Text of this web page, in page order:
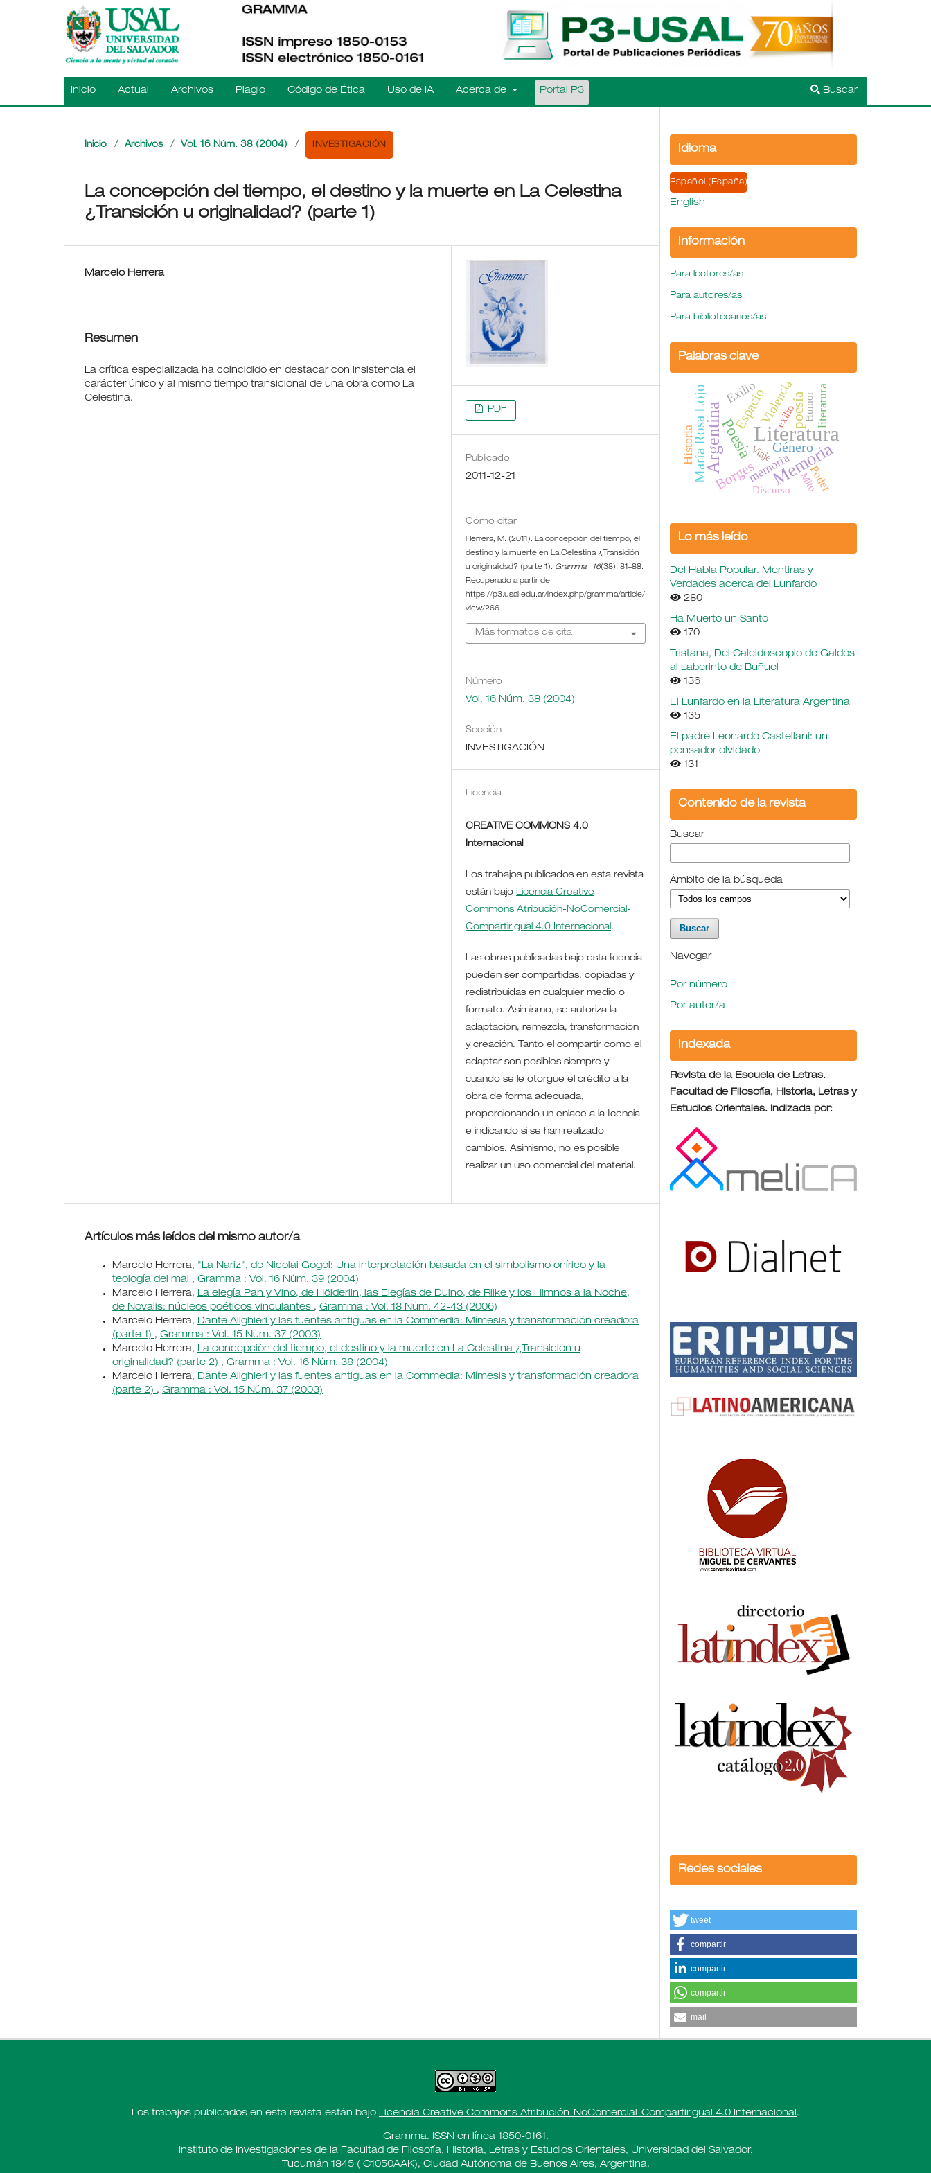
Inicio Actual Archivos Plagio Código de Ética Uso de IA Acerca de Portal P3 Buscar
Inicio / Archivos / Vol. 16 Núm. 38 (2004) / INVESTIGACIÓN
La concepción del tiempo, el destino y la muerte en La Celestina
¿Transición u originalidad? (parte 1)
Marcelo Herrera
Resumen
La crítica especializada ha coincidido en destacar con insistencia el
carácter único y al mismo tiempo transicional de una obra como La
Celestina.
PDF
Publicado
2011-12-21
Cómo citar
Herrera, M. (2011). La concepción del tiempo, el
destino y la muerte en La Celestina ¿Transición
u originalidad? (parte 1). Gramma , 16(38), 81–88.
Recuperado a partir de
https://p3.usal.edu.ar/index.php/gramma/article/
view/266
Más formatos de cita
Número
Vol. 16 Núm. 38 (2004)
Sección
INVESTIGACIÓN
Licencia
CREATIVE COMMONS 4.0
Internacional
Los trabajos publicados en esta revista
están bajoLicencia Creative
Commons Atribución-NoComercial-
CompartirIgual 4.0 Internacional.
Las obras publicadas bajo esta licencia
pueden ser compartidas, copiadas y
redistribuidas en cualquier medio o
formato. Asimismo, se autoriza la
adaptación, remezcla, transformación
y creación. Tanto el compartir como el
adaptar son posibles siempre y
cuando se le otorgue el crédito a la
obra de forma adecuada,
proporcionando un enlace a la licencia
e indicando si se han realizado
cambios. Asimismo, no es posible
realizar un uso comercial del material.
Artículos más leídos del mismo autor/a
Marcelo Herrera, "La Nariz", de Nicolai Gogol: Una interpretación basada en el simbolismo onírico y la
teología del mal , Gramma : Vol. 16 Núm. 39 (2004)
Marcelo Herrera, La elegía Pan y Vino, de Hölderlin, las Elegías de Duino, de Rilke y los Himnos a la Noche,
de Novalis: núcleos poéticos vinculantes , Gramma : Vol. 18 Núm. 42-43 (2006)
Marcelo Herrera, Dante Alighieri y las fuentes antiguas en la Commedia: Mímesis y transformación creadora
(parte 1) , Gramma : Vol. 15 Núm. 37 (2003)
Marcelo Herrera, La concepción del tiempo, el destino y la muerte en La Celestina ¿Transición u
originalidad? (parte 2) , Gramma : Vol. 16 Núm. 38 (2004)
Marcelo Herrera, Dante Alighieri y las fuentes antiguas en la Commedia: Mímesis y transformación creadora
(parte 2) , Gramma : Vol. 15 Núm. 37 (2003)
Idioma
Español (España)
English
Información
Para lectores/as
Para autores/as
Para bibliotecarios/as
Palabras clave
Literatura
Memoria
ArgentinaPoesía
María Rosa LojoBorges
poesía
Género
EspacioViolencia
memoria
Historia
Exilio literatura
Poder
Viaje
Mito
exilio
Discurso
Humor
Lo más leído
Del Habla Popular. Mentiras y
Verdades acerca del Lunfardo
280
Ha Muerto un Santo
170
Tristana, Del Caleidoscopio de Galdós
al Laberinto de Buñuel
136
El Lunfardo en la Literatura Argentina
135
El padre Leonardo Castellani: un
pensador olvidado
131
Contenido de la revista
Buscar
Ámbito de la búsqueda
Navegar
Por número
Por autor/a
Indexada
Revista de la Escuela de Letras.
Facultad de Filosofía, Historia, Letras y
Estudios Orientales. Indizada por:
Redes sociales
tweet
compartir
compartir
compartir
mail
Los trabajos publicados en esta revista están bajo Licencia Creative Commons Atribución-NoComercial-CompartirIgual 4.0 Internacional .
Gramma. ISSN en línea 1850-0161.
Instituto de Investigaciones de la Facultad de Filosofía, Historia, Letras y Estudios Orientales, Universidad del Salvador.
Tucumán 1845 ( C1050AAK), Ciudad Autónoma de Buenos Aires, Argentina.